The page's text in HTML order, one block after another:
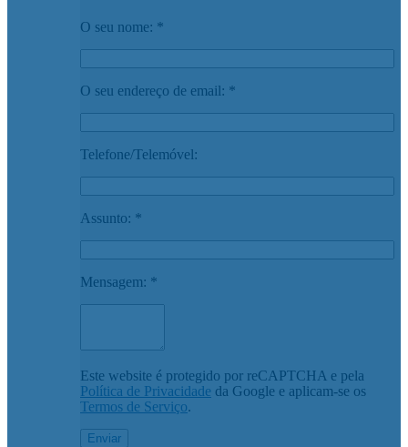
O seu nome: *
O seu endereço de email: *
Telefone/Telemóvel:
Assunto: *
Mensagem: *
Este website é protegido por reCAPTCHA e pela
Política de Privacidade da Google e aplicam-se os
Termos de Serviço.